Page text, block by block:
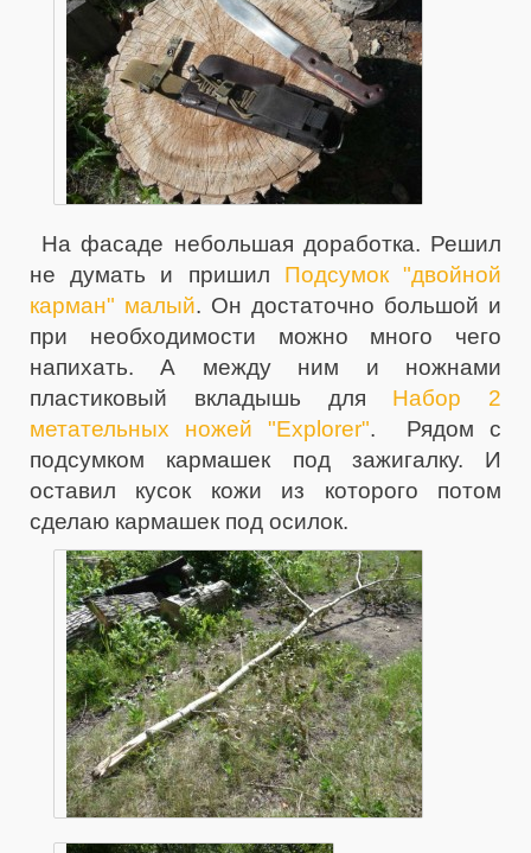
На фасаде небольшая доработка. Решил
не думать и пришил Подсумок "двойной
карман" малый. Он достаточно большой и
при необходимости можно много чего
напихать. А между ним и ножнами
пластиковый вкладышь для Набор 2
метательных ножей "Explorer". Рядом с
подсумком кармашек под зажигалку. И
оставил кусок кожи из которого потом
сделаю кармашек под осилок.